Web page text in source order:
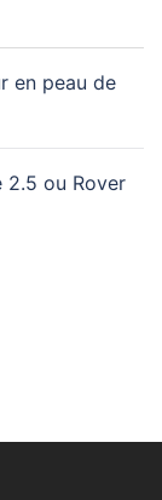
en peau de
2.5 ou Rover